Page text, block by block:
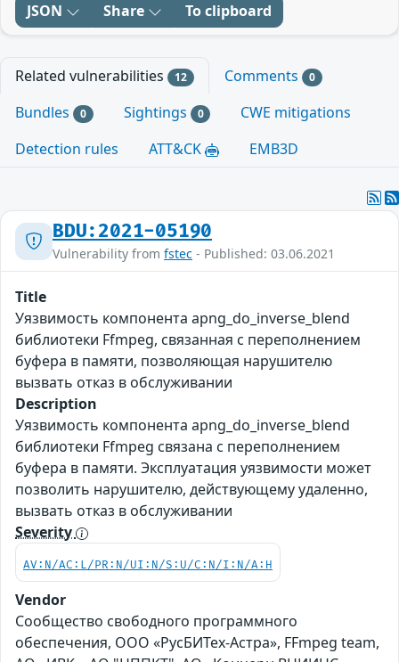
JSON Share To clipboard
Related vulnerabilities 12 Comments 0
Bundles 0 Sightings 0
CWE mitigations
Detection rules
ATT&CK EMB3D
BDU:2021-05190
Vulnerability from fstec - Published: 03.06.2021
Title
Уязвимость компонента apng_do_inverse_blend
библиотеки Ffmpeg, связанная с переполнением
буфера в памяти, позволяющая нарушителю
вызвать отказ в обслуживании
Description
Уязвимость компонента apng_do_inverse_blend
библиотеки Ffmpeg связана с переполнением
буфера в памяти. Эксплуатация уязвимости может
позволить нарушителю, действующему удаленно,
вызвать отказ в обслуживании
Severity
AV:N/AC:L/PR:N/UI:N/S:U/C:N/I:N/A:H
Vendor
Сообщество свободного программного
обеспечения, ООО «РусБИТех-Астра», FFmpeg team,